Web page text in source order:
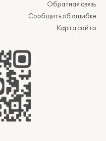
Обратная связь
Сообщить об ошибке
Карта сайта